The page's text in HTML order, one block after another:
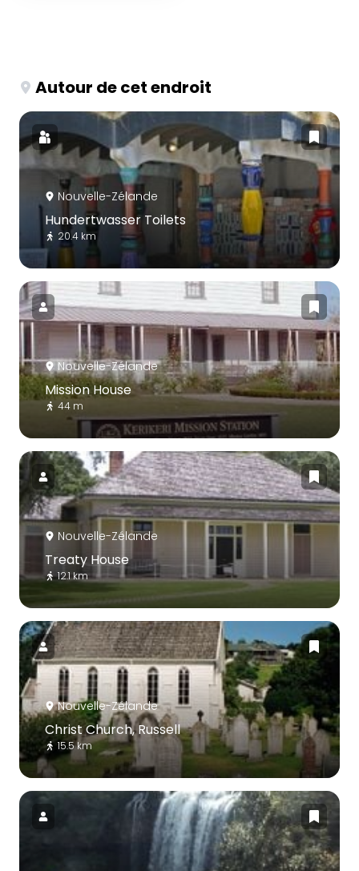
Autour de cet endroit
Nouvelle-Zélande
Hundertwasser Toilets
20.4 km
Nouvelle-Zélande
Mission House
44 m
Nouvelle-Zélande
Treaty House
12.1 km
Nouvelle-Zélande
Christ Church, Russell
15.5 km